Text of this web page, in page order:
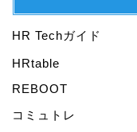
HR Techガイド
HRtable
REBOOT
コミュトレ